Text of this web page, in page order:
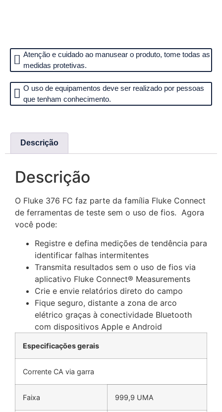
Atenção e cuidado ao manusear o produto, tome todas as
medidas protetivas.
O uso de equipamentos deve ser realizado por pessoas
que tenham conhecimento.
Descrição
Descrição
O Fluke 376 FC faz parte da família Fluke Connect
de ferramentas de teste sem o uso de fios. Agora
você pode:
Registre e defina medições de tendência para
identificar falhas intermitentes
Transmita resultados sem o uso de fios via
aplicativo Fluke Connect® Measurements
Crie e envie relatórios direto do campo
Fique seguro, distante a zona de arco
elétrico graças à conectividade Bluetooth
com dispositivos Apple e Android
Especificações gerais
Corrente CA via garra
Faixa 999,9 UMA